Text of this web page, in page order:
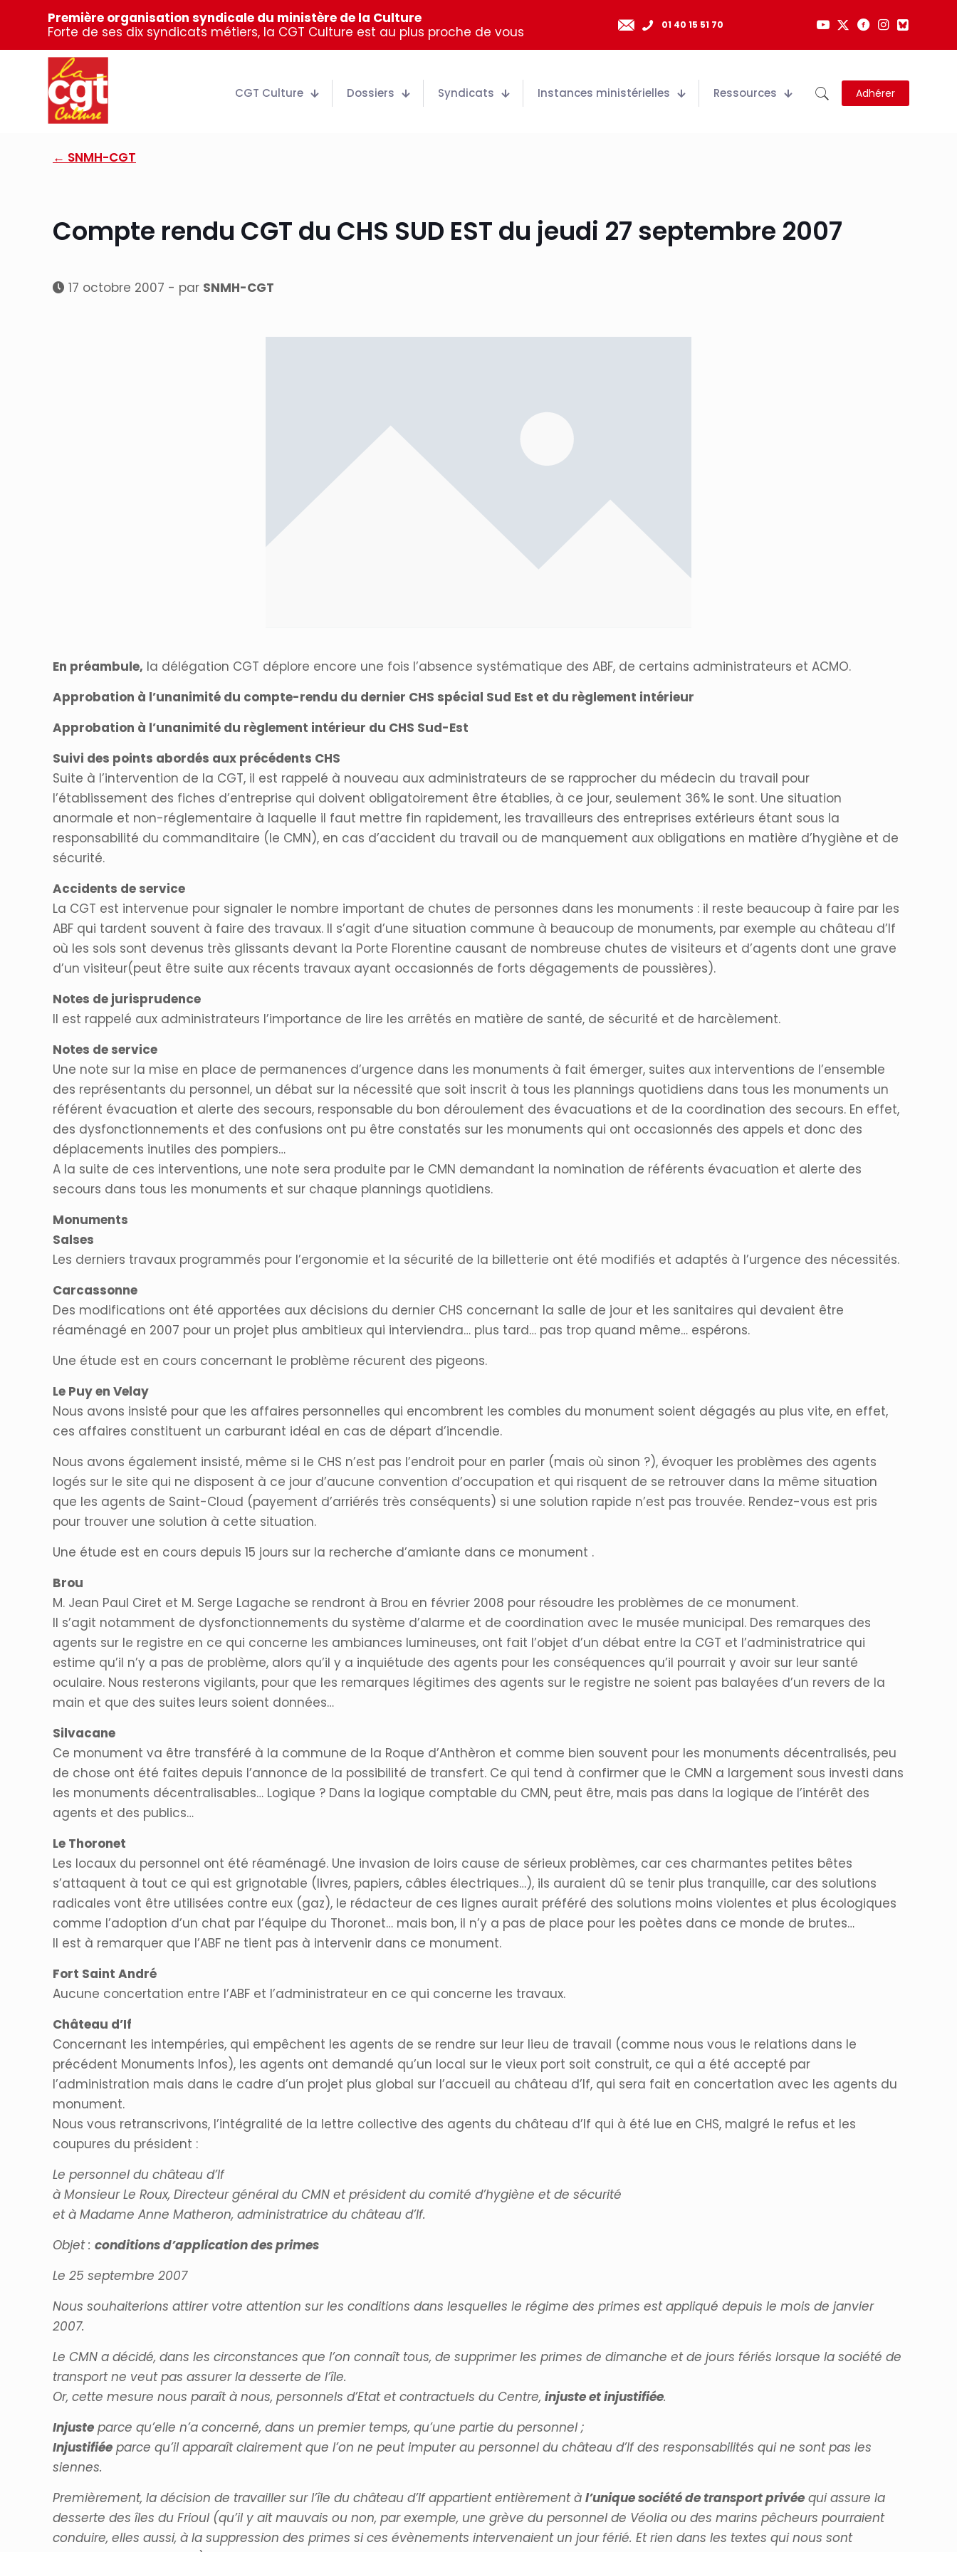
Première organisation syndicale du ministère de la Culture
Forte de ses dix syndicats métiers, la CGT Culture est au plus proche de vous
01 40 15 51 70
CGT Culture Dossiers Syndicats Instances ministérielles Ressources Adhérer
← SNMH-CGT
Compte rendu CGT du CHS SUD EST du jeudi 27 septembre 2007
17 octobre 2007 - par SNMH-CGT
En préambule, la délégation CGT déplore encore une fois l’absence systématique des ABF, de certains administrateurs et ACMO.
Approbation à l’unanimité du compte-rendu du dernier CHS spécial Sud Est et du règlement intérieur
Approbation à l’unanimité du règlement intérieur du CHS Sud-Est
Suivi des points abordés aux précédents CHS
Suite à l’intervention de la CGT, il est rappelé à nouveau aux administrateurs de se rapprocher du médecin du travail pour
l’établissement des fiches d’entreprise qui doivent obligatoirement être établies, à ce jour, seulement 36% le sont. Une situation
anormale et non-réglementaire à laquelle il faut mettre fin rapidement, les travailleurs des entreprises extérieurs étant sous la
responsabilité du commanditaire (le CMN), en cas d’accident du travail ou de manquement aux obligations en matière d’hygiène et de
sécurité.
Accidents de service
La CGT est intervenue pour signaler le nombre important de chutes de personnes dans les monuments : il reste beaucoup à faire par les
ABF qui tardent souvent à faire des travaux. Il s’agit d’une situation commune à beaucoup de monuments, par exemple au château d’If
où les sols sont devenus très glissants devant la Porte Florentine causant de nombreuse chutes de visiteurs et d’agents dont une grave
d’un visiteur(peut être suite aux récents travaux ayant occasionnés de forts dégagements de poussières).
Notes de jurisprudence
Il est rappelé aux administrateurs l’importance de lire les arrêtés en matière de santé, de sécurité et de harcèlement.
Notes de service
Une note sur la mise en place de permanences d’urgence dans les monuments à fait émerger, suites aux interventions de l’ensemble
des représentants du personnel, un débat sur la nécessité que soit inscrit à tous les plannings quotidiens dans tous les monuments un
référent évacuation et alerte des secours, responsable du bon déroulement des évacuations et de la coordination des secours. En effet,
des dysfonctionnements et des confusions ont pu être constatés sur les monuments qui ont occasionnés des appels et donc des
déplacements inutiles des pompiers…
A la suite de ces interventions, une note sera produite par le CMN demandant la nomination de référents évacuation et alerte des
secours dans tous les monuments et sur chaque plannings quotidiens.
Monuments
Salses
Les derniers travaux programmés pour l’ergonomie et la sécurité de la billetterie ont été modifiés et adaptés à l’urgence des nécessités.
Carcassonne
Des modifications ont été apportées aux décisions du dernier CHS concernant la salle de jour et les sanitaires qui devaient être
réaménagé en 2007 pour un projet plus ambitieux qui interviendra… plus tard… pas trop quand même… espérons.
Une étude est en cours concernant le problème récurent des pigeons.
Le Puy en Velay
Nous avons insisté pour que les affaires personnelles qui encombrent les combles du monument soient dégagés au plus vite, en effet,
ces affaires constituent un carburant idéal en cas de départ d’incendie.
Nous avons également insisté, même si le CHS n’est pas l’endroit pour en parler (mais où sinon ?), évoquer les problèmes des agents
logés sur le site qui ne disposent à ce jour d’aucune convention d’occupation et qui risquent de se retrouver dans la même situation
que les agents de Saint-Cloud (payement d’arriérés très conséquents) si une solution rapide n’est pas trouvée. Rendez-vous est pris
pour trouver une solution à cette situation.
Une étude est en cours depuis 15 jours sur la recherche d’amiante dans ce monument .
Brou
M. Jean Paul Ciret et M. Serge Lagache se rendront à Brou en février 2008 pour résoudre les problèmes de ce monument.
Il s’agit notamment de dysfonctionnements du système d’alarme et de coordination avec le musée municipal. Des remarques des
agents sur le registre en ce qui concerne les ambiances lumineuses, ont fait l’objet d’un débat entre la CGT et l’administratrice qui
estime qu’il n’y a pas de problème, alors qu’il y a inquiétude des agents pour les conséquences qu’il pourrait y avoir sur leur santé
oculaire. Nous resterons vigilants, pour que les remarques légitimes des agents sur le registre ne soient pas balayées d’un revers de la
main et que des suites leurs soient données…
Silvacane
Ce monument va être transféré à la commune de la Roque d’Anthèron et comme bien souvent pour les monuments décentralisés, peu
de chose ont été faites depuis l’annonce de la possibilité de transfert. Ce qui tend à confirmer que le CMN a largement sous investi dans
les monuments décentralisables… Logique ? Dans la logique comptable du CMN, peut être, mais pas dans la logique de l’intérêt des
agents et des publics…
Le Thoronet
Les locaux du personnel ont été réaménagé. Une invasion de loirs cause de sérieux problèmes, car ces charmantes petites bêtes
s’attaquent à tout ce qui est grignotable (livres, papiers, câbles électriques…), ils auraient dû se tenir plus tranquille, car des solutions
radicales vont être utilisées contre eux (gaz), le rédacteur de ces lignes aurait préféré des solutions moins violentes et plus écologiques
comme l’adoption d’un chat par l’équipe du Thoronet… mais bon, il n’y a pas de place pour les poètes dans ce monde de brutes…
Il est à remarquer que l’ABF ne tient pas à intervenir dans ce monument.
Fort Saint André
Aucune concertation entre l’ABF et l’administrateur en ce qui concerne les travaux.
Château d’If
Concernant les intempéries, qui empêchent les agents de se rendre sur leur lieu de travail (comme nous vous le relations dans le
précédent Monuments Infos), les agents ont demandé qu’un local sur le vieux port soit construit, ce qui a été accepté par
l’administration mais dans le cadre d’un projet plus global sur l’accueil au château d’If, qui sera fait en concertation avec les agents du
monument.
Nous vous retranscrivons, l’intégralité de la lettre collective des agents du château d’If qui à été lue en CHS, malgré le refus et les
coupures du président :
Le personnel du château d’If
à Monsieur Le Roux, Directeur général du CMN et président du comité d’hygiène et de sécurité
et à Madame Anne Matheron, administratrice du château d’If.
Objet : conditions d’application des primes
Le 25 septembre 2007
Nous souhaiterions attirer votre attention sur les conditions dans lesquelles le régime des primes est appliqué depuis le mois de janvier
2007.
Le CMN a décidé, dans les circonstances que l’on connaît tous, de supprimer les primes de dimanche et de jours fériés lorsque la société de
transport ne veut pas assurer la desserte de l’île.
Or, cette mesure nous paraît à nous, personnels d’Etat et contractuels du Centre, injuste et injustifiée.
Injuste parce qu’elle n’a concerné, dans un premier temps, qu’une partie du personnel ;
Injustifiée parce qu’il apparaît clairement que l’on ne peut imputer au personnel du château d’If des responsabilités qui ne sont pas les
siennes.
Premièrement, la décision de travailler sur l’île du château d’If appartient entièrement à l’unique société de transport privée qui assure la
desserte des îles du Frioul (qu’il y ait mauvais ou non, par exemple, une grève du personnel de Véolia ou des marins pêcheurs pourraient
conduire, elles aussi, à la suppression des primes si ces évènements intervenaient un jour férié. Et rien dans les textes qui nous sont